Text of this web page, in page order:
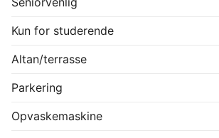
Kun for studerende
Altan/terrasse
Parkering
Opvaskemaskine